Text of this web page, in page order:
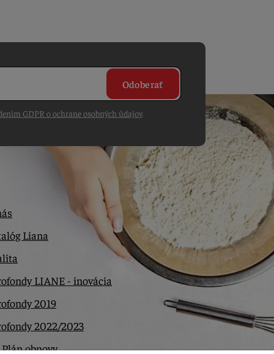
Odoberať
GDPR o ochrane osobných údajov.
Liana
LIANE - inovácia
2019
2022/2023
obnovy